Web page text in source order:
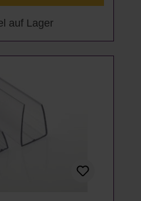
auf Lager